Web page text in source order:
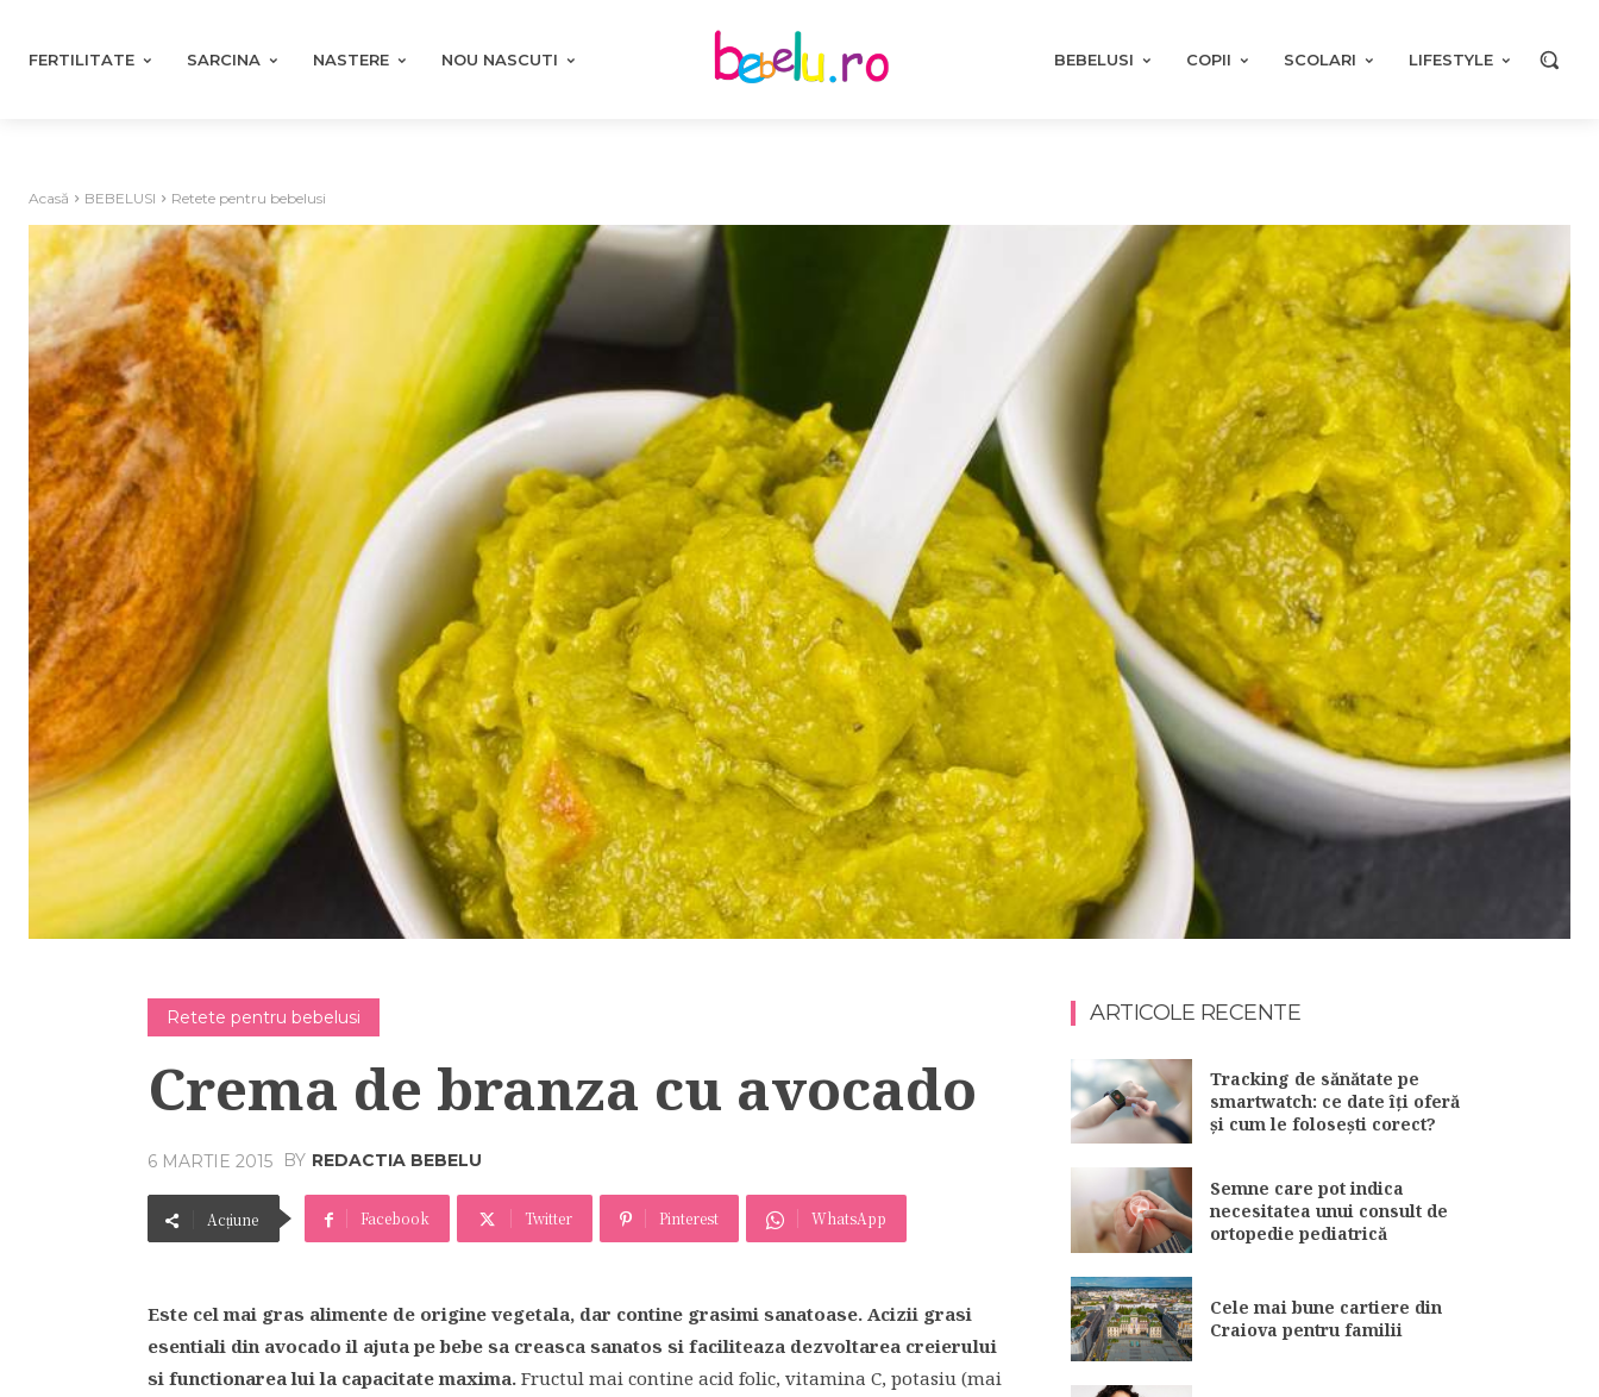
FERTILITATE SARCINA NASTERE NOU NASCUTI BEBELUSI COPII SCOLARI LIFESTYLE
Acasă BEBELUSI Retete pentru bebelusi
Retete pentru bebelusi
Crema de branza cu avocado
6 MARTIE 2015 BY REDACTIA BEBELU
Acțiune Facebook Twitter Pinterest WhatsApp
Este cel mai gras alimente de origine vegetala, dar contine grasimi sanatoase. Acizii grasi
esentiali din avocado il ajuta pe bebe sa creasca sanatos si faciliteaza dezvoltarea creierului
si functionarea lui la capacitate maxima. Fructul mai contine acid folic, vitamina C, potasiu (mai
ARTICOLE RECENTE
Tracking de sănătate pe
smartwatch: ce date îți oferă
și cum le folosești corect?
Semne care pot indica
necesitatea unui consult de
ortopedie pediatrică
Cele mai bune cartiere din
Craiova pentru familii